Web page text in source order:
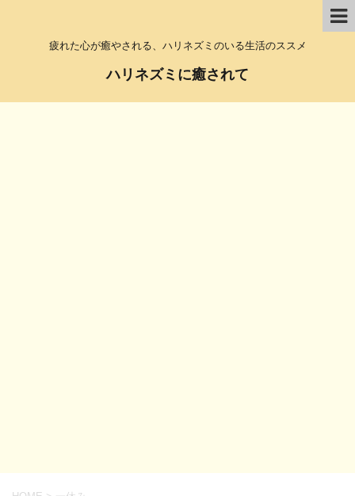
疲れた心が癒やされる、ハリネズミのいる生活のススメ
ハリネズミに癒されて